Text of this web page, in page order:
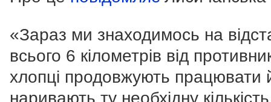
«Зараз ми знаходимось на
всього 6 кілометрів від
хлопці продовжують працювати
наривають ту необхідну кількість